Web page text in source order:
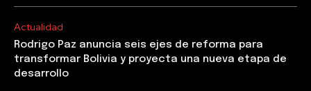
Actualidad
Rodrigo Paz anuncia seis ejes de reforma para
transformar Bolivia y proyecta una nueva etapa de
desarrollo